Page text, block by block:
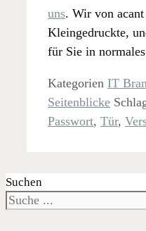
uns. Wir von acant
Kleingedruckte,
für Sie in
Kategorien IT
Seitenblicke
Passwort, Tür,
Suchen